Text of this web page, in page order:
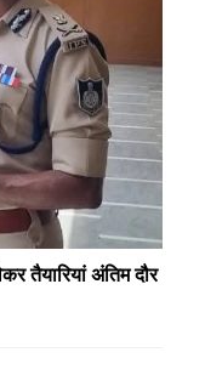
तैयारियां अंतिम दौर